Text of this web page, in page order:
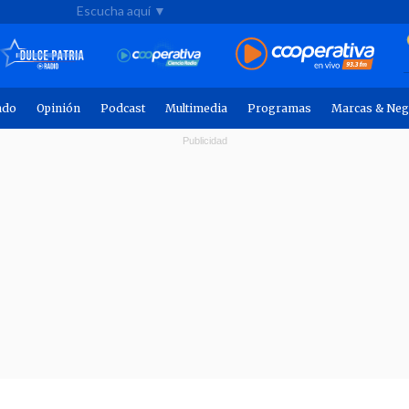
Escucha aquí ▼
Opinión Podcast Multimedia Programas Marcas &